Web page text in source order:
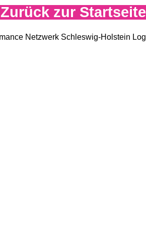
Zurück zur Startseite